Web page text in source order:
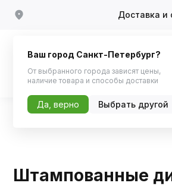
Доставка и
Штампованные
Ваш город Санкт-Петербург?
От выбранного города зависят цены,
наличие товара и способы доставки
Да, верно Выбрать другой